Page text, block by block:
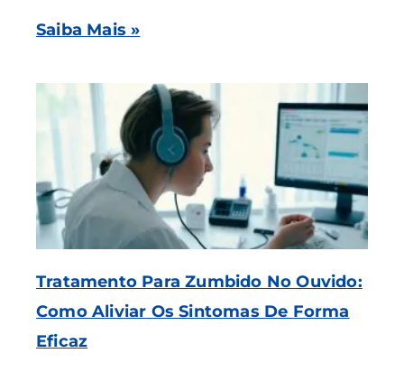
Saiba Mais »
Tratamento Para Zumbido No Ouvido:
Como Aliviar Os Sintomas De Forma
Eficaz